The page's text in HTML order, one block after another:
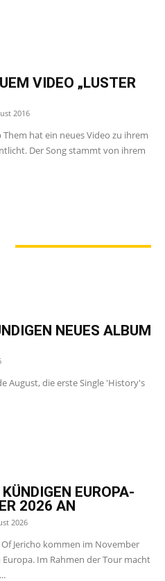
VIDEO „LUSTER
2016
hat ein neues Video zu ihrem
Der Song stammt von ihrem
NEUES ALBUM
August, die erste Single 'History's
EUROPA-
2026 AN
2026
Jericho kommen im November
Im Rahmen der Tour macht